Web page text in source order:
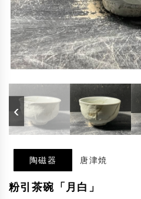
‹
陶磁器 唐津焼
粉引茶碗「月白」